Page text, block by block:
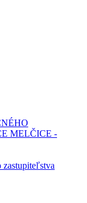
MELČICE -
zastupiteľstva